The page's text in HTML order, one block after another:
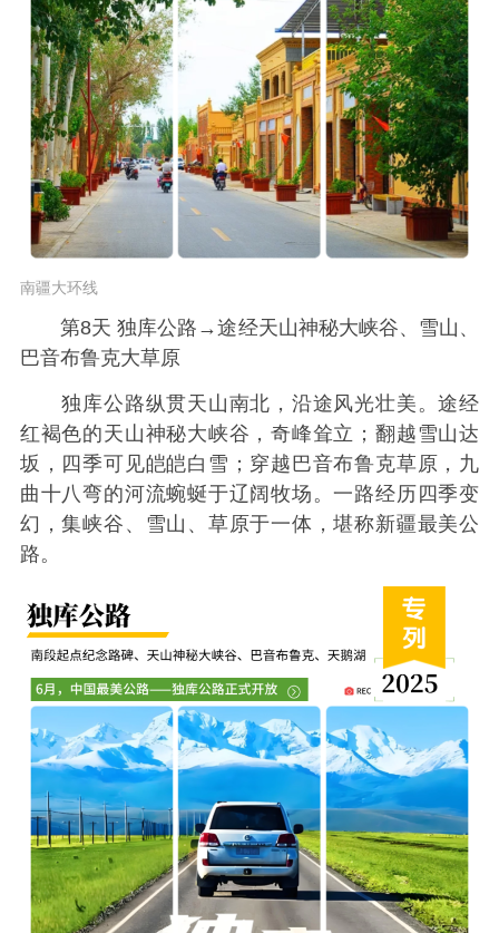
南疆大环线
第8天 独库公路→途经天山神秘大峡谷、雪山、
巴音布鲁克大草原
独库公路纵贯天山南北，沿途风光壮美。途经
红褐色的天山神秘大峡谷，奇峰耸立；翻越雪山达
坂，四季可见皑皑白雪；穿越巴音布鲁克草原，九
曲十八弯的河流蜿蜒于辽阔牧场。一路经历四季变
幻，集峡谷、雪山、草原于一体，堪称新疆最美公
路。